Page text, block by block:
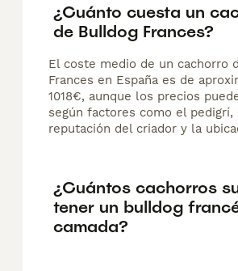
¿Cuánto cuesta un
de Bulldog Frances?
El coste medio de un cachorro
Frances en España es de
1018€, aunque los precios
según factores como el pedigrí,
reputación del criador y la
¿Cuántos cachorros
tener un bulldog
camada?